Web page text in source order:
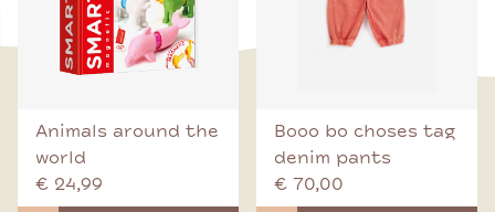
Animals around the
world
€ 24,99
Booo bo choses tag
denim pants
€ 70,00